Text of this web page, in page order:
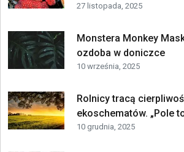
27 listopada, 2025
Monstera Monkey
ozdoba w doniczce
10 września, 2025
Rolnicy tracą
ekoschematów. „Pole
10 grudnia, 2025